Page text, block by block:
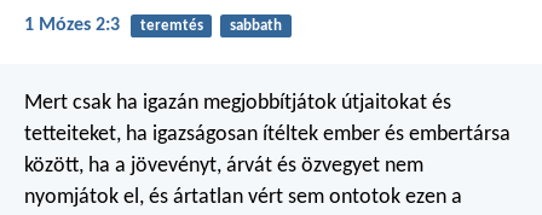
1 Mózes 2:3 teremtés sabbath
Mert csak ha igazán megjobbítjátok útjaitokat és
tetteiteket, ha igazságosan ítéltek ember és embertársa
között, ha a jövevényt, árvát és özvegyet nem
nyomjátok el, és ártatlan vért sem ontotok ezen a